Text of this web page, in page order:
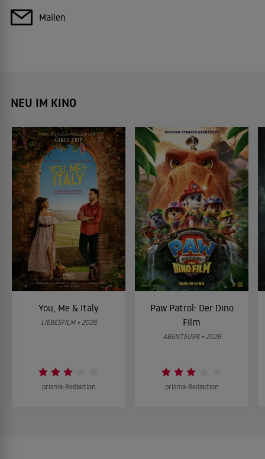
Mailen
NEU IM KINO
You, Me & Italy
LIEBESFILM • 2026
prisma-Redaktion
Paw Patrol: Der Dino
Film
ABENTEUER • 2026
prisma-Redaktion